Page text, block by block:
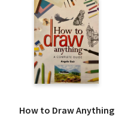
How to Draw Anything